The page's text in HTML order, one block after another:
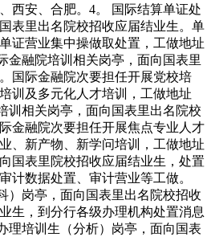
西安、合肥。4。 国际结算单证处
表里出名院校招收应届结业生。单
证营业集中操做取处置，工做地址
金融院培训相关岗亭，面向国表里
国际金融院次要担任开展党校培
训及多元化人才培训，工做地址
训相关岗亭，面向国表里出名院校
金融院次要担任开展焦点专业人才
、新产物、新学问培训，工做地址
国表里院校招收应届结业生，处置
计数据处置、审计营业等工做。
）岗亭，面向国表里出名院校招收
生，到分行各级办理机构处置消息
理培训生（分析）岗亭，面向国表